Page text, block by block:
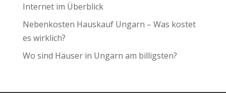
Internet im Überblick
Nebenkosten Hauskauf Ungarn – Was kostet
es wirklich?
Wo sind Häuser in Ungarn am billigsten?